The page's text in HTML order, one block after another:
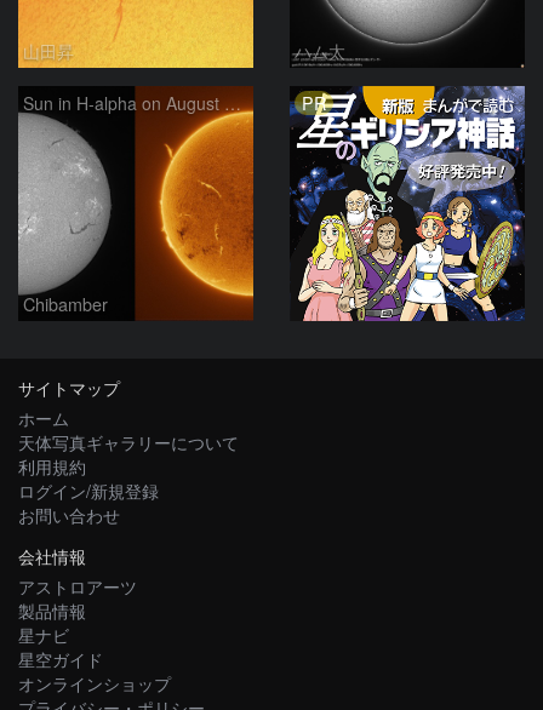
山田昇 ハム太
Sun in H-alpha on August 7, 2026
Chibamber
PR
サイトマップ
ホーム
天体写真ギャラリーについて
利用規約
ログイン/新規登録
お問い合わせ
会社情報
アストロアーツ
製品情報
星ナビ
星空ガイド
オンラインショップ